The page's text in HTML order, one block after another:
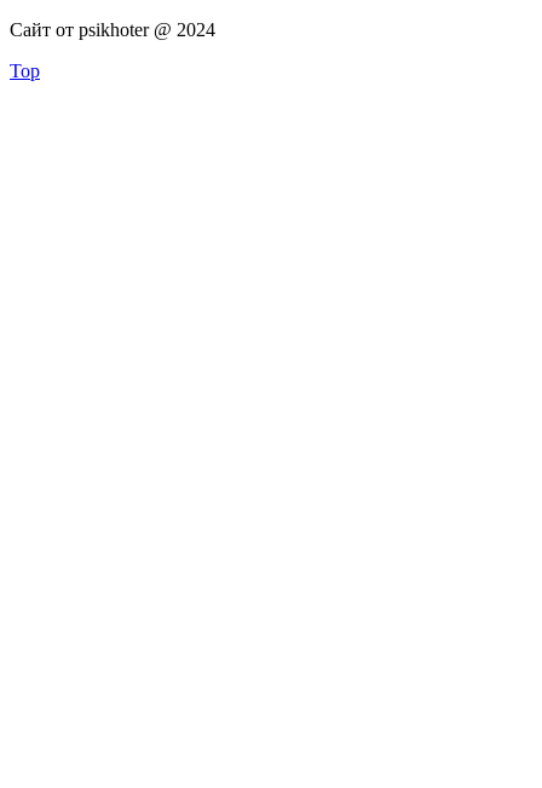
Сайт от psikhoter @ 2024
Top